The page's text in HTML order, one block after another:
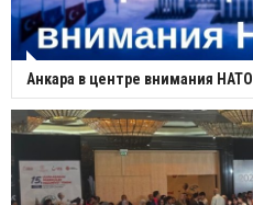
Анкара в центре внимания НАТО